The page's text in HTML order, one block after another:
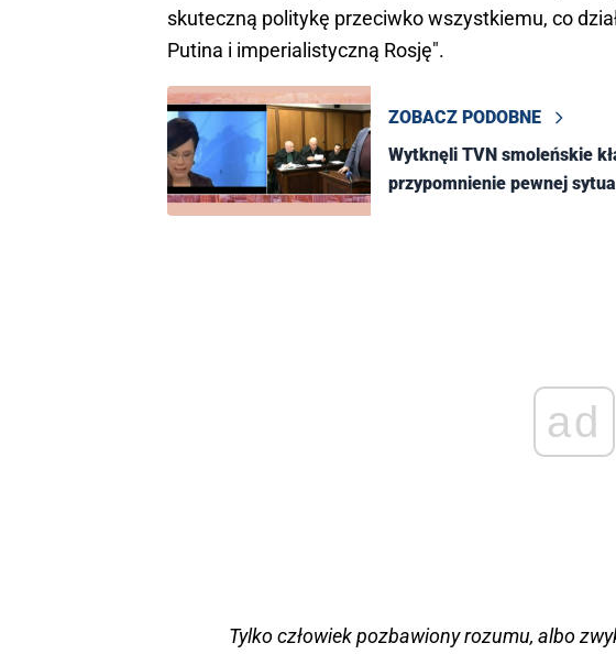
skuteczną politykę przeciwko wszystkiemu, co
Putina i imperialistyczną Rosję".
ZOBACZ PODOBNE
Wytknęli TVN smoleńskie
przypomnienie pewnej
ad
Tylko człowiek pozbawiony rozumu, albo